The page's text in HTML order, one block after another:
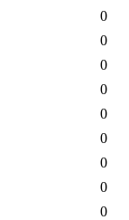
0
0
0
0
0
0
0
0
0